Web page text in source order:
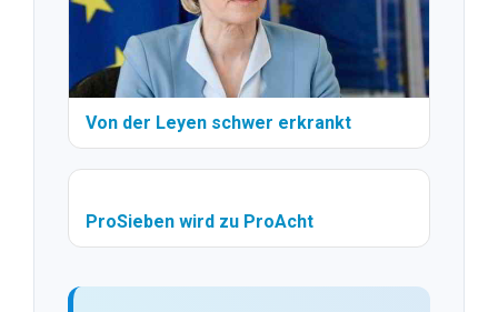
Von der Leyen schwer erkrankt
ProSieben wird zu ProAcht